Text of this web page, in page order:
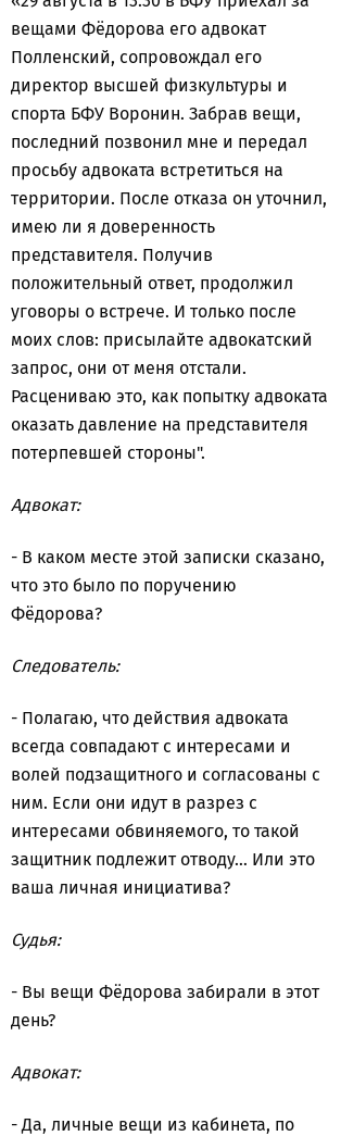
вещами Фёдорова его адвокат
Полленский, сопровождал его
директор высшей физкультуры и
спорта БФУ Воронин. Забрав вещи,
последний позвонил мне и передал
просьбу адвоката встретиться на
территории. После отказа он уточнил,
имею ли я доверенность
представителя. Получив
положительный ответ, продолжил
уговоры о встрече. И только после
моих слов: присылайте адвокатский
запрос, они от меня отстали.
Расцениваю это, как попытку адвоката
оказать давление на представителя
потерпевшей стороны".
Адвокат:
- В каком месте этой записки сказано,
что это было по поручению
Фёдорова?
Следователь:
- Полагаю, что действия адвоката
всегда совпадают с интересами и
волей подзащитного и согласованы с
ним. Если они идут в разрез с
интересами обвиняемого, то такой
защитник подлежит отводу… Или это
ваша личная инициатива?
Судья:
- Вы вещи Фёдорова забирали в этот
день?
Адвокат:
- Да, личные вещи из кабинета, по